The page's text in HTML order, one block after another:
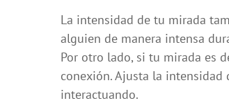
La intensidad de tu mirada
alguien de manera intensa
Por otro lado, si tu mirada es
conexión. Ajusta la
interactuando.